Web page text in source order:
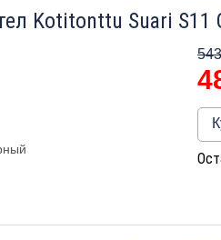
Kotitonttu Suari S11